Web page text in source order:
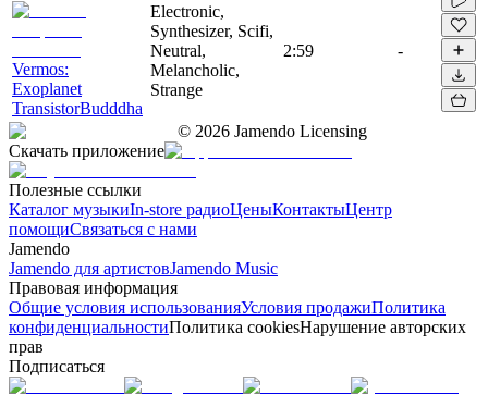
Vermos:
Exoplanet
TransistorBudddha
Electronic,
Synthesizer, Scifi,
Neutral,
Melancholic,
Strange
2:59 -
© 2026 Jamendo Licensing
Скачать приложение
Полезные ссылки
Каталог музыкиIn-store радиоЦеныКонтактыЦентр
помощиСвязаться с нами
Jamendo
Jamendo для артистовJamendo Music
Правовая информация
Общие условия использованияУсловия продажиПолитика
конфиденциальностиПолитика cookiesНарушение авторских
прав
Подписаться